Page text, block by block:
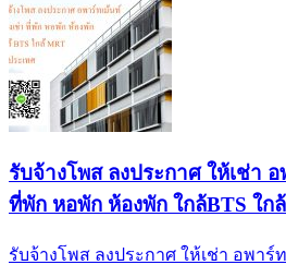
รับจ้างโพส ลงประกาศ ให้เช่า
ที่พัก หอพัก ห้องพัก ใกล้BTS ใก
รับจ้างโพส ลงประกาศ ให้เช่า อพาร์